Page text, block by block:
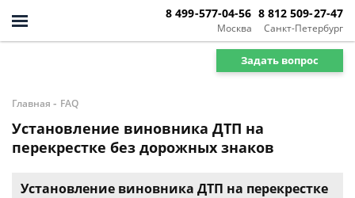
Москва
8 499-577-04-56
Санкт-Петербург
8 812 509-27-47
Задать вопрос
Главная - FAQ
Установление виновника ДТП на
перекрестке без дорожных знаков
Установление виновника ДТП на перекрестке